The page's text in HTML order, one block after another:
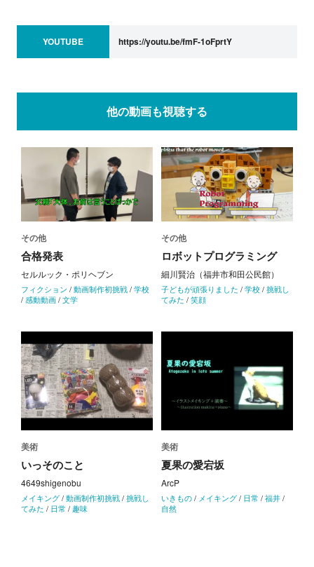
YOUTUBE https://youtu.be/fmF-1oFprtY
他の動画も視聴する
その他
合格発表
セルルック・ポリヘブン
フィクション /動画制作初挑戦/学校
/感動動画/文学
その他
ロボットプログラミング
細川賢治（福井市和田公民館）
子どもが頑張りました /学校/挑戦し
てみた /笑顔
美術
いっそのこと
4649shigenobu
メイキング/動画制作初挑戦/挑戦し
てみた / 日常 /趣味
美術
夏果の愛宕坂
ArcP
いきもの/ メイキング/ 日常 /福井/
自然